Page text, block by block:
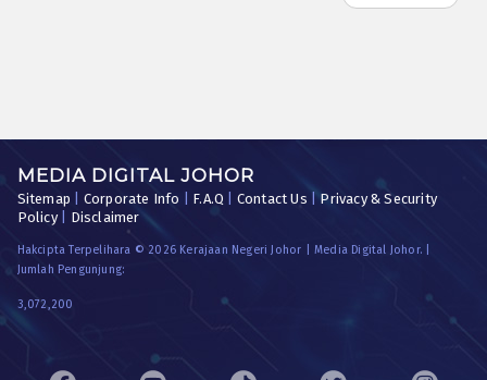
MEDIA DIGITAL JOHOR
Sitemap Corporate Info F.A.Q Contact Us |Privacy & Security
Policy| Disclaimer
Hakcipta Terpelihara © 2026 Kerajaan Negeri Johor | Media Digital Johor. |
Jumlah Pengunjung:
3,072,200